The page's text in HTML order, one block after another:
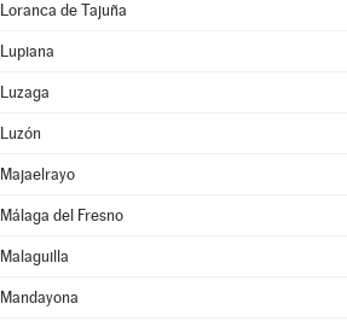
Loranca de Tajuña
Lupiana
Luzaga
Luzón
Majaelrayo
Málaga del Fresno
Malaguilla
Mandayona